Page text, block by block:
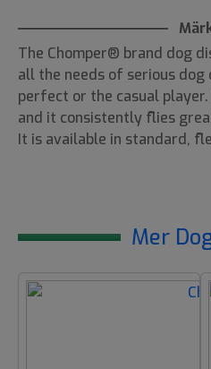
The Chomper® brand dog
all the needs of serious dog
perfect or the casual
and it consistently flies
It is available in standard,
Mer